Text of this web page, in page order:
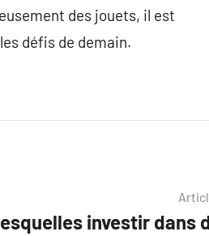
des jouets, il est
défis de demain.
investir dans